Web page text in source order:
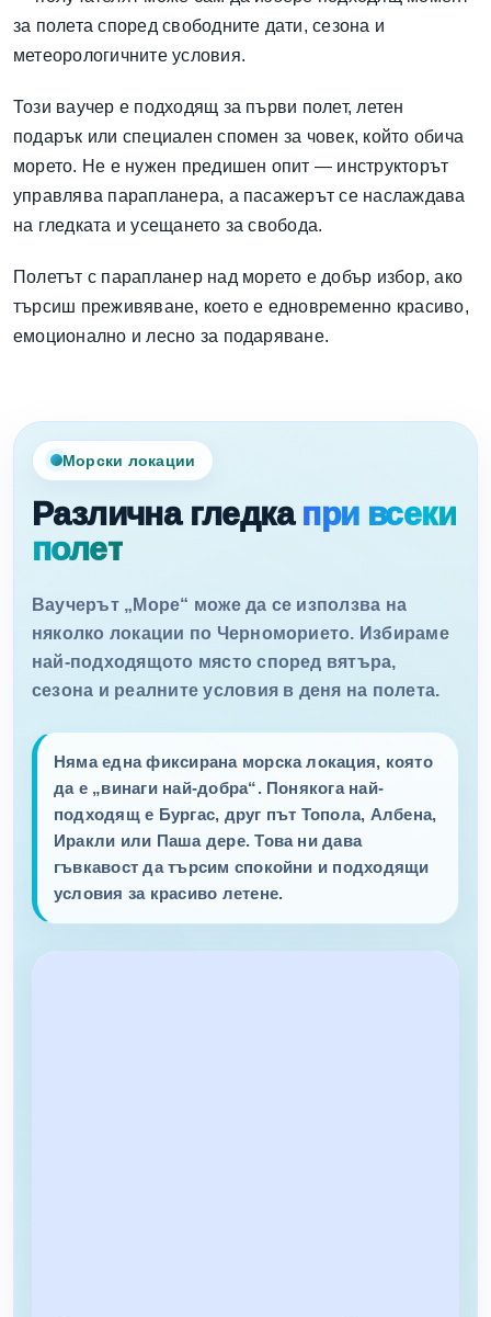
за полета според свободните дати, сезона и
метеорологичните условия.
Този ваучер е подходящ за първи полет, летен
подарък или специален спомен за човек, който обича
морето. Не е нужен предишен опит — инструкторът
управлява парапланера, а пасажерът се наслаждава
на гледката и усещането за свобода.
Полетът с парапланер над морето е добър избор, ако
търсиш преживяване, което е едновременно красиво,
емоционално и лесно за подаряване.
Морски локации
Различна гледкапри всеки
полет
Ваучерът „Море“ може да се използва на
няколко локации по Черноморието. Избираме
най-подходящото място според вятъра,
сезона и реалните условия в деня на полета.
Няма една фиксирана морска локация, която
да е „винаги най-добра“. Понякога най-
подходящ е Бургас, друг път Топола, Албена,
Иракли или Паша дере. Това ни дава
гъвкавост да търсим спокойни и подходящи
условия за красиво летене.